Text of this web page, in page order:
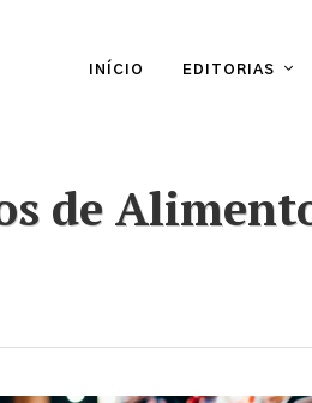
INÍCIO EDITORIAS
de